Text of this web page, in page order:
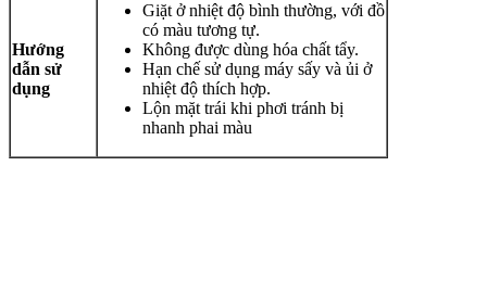
Hướng
dẫn sử
dụng
Giặt ở nhiệt độ bình thường, với đồ
có màu tương tự.
Không được dùng hóa chất tẩy.
Hạn chế sử dụng máy sấy và ủi ở
nhiệt độ thích hợp.
Lộn mặt trái khi phơi tránh bị
nhanh phai màu